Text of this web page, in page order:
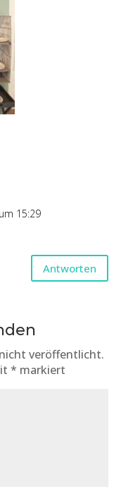
15:29
Antworten
veröffentlicht.
* markiert